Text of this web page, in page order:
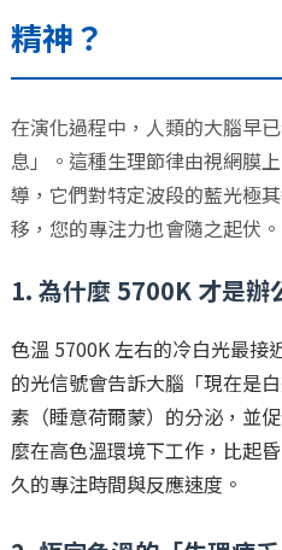
精神？
在演化過程中，人類的大腦早
息」。這種生理節律由視網膜
導，它們對特定波段的藍光極
移，您的專注力也會隨之起伏。
1. 為什麼 5700K 才是辦
色溫 5700K 左右的冷白光最接
的光信號會告訴大腦「現在是
素（睡意荷爾蒙）的分泌，並
麼在高色溫環境下工作，比起
久的專注時間與反應速度。